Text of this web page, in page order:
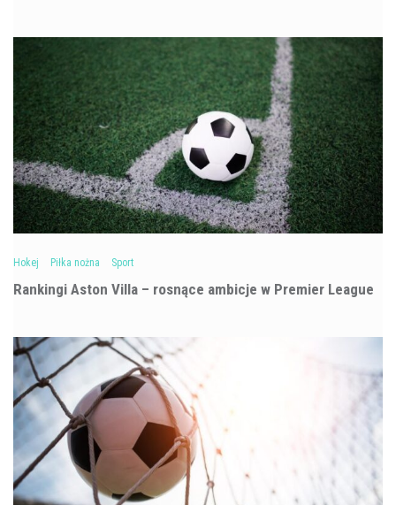
Hokej Piłka nożna Sport
Rankingi Aston Villa – rosnące ambicje w Premier League